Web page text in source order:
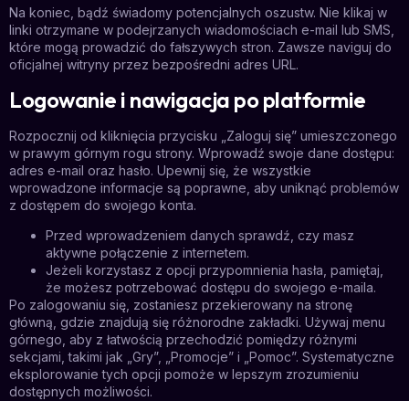
Na koniec, bądź świadomy potencjalnych oszustw. Nie klikaj w
linki otrzymane w podejrzanych wiadomościach e-mail lub SMS,
które mogą prowadzić do fałszywych stron. Zawsze naviguj do
oficjalnej witryny przez bezpośredni adres URL.
Logowanie i nawigacja po platformie
Rozpocznij od kliknięcia przycisku „Zaloguj się” umieszczonego
w prawym górnym rogu strony. Wprowadź swoje dane dostępu:
adres e-mail oraz hasło. Upewnij się, że wszystkie
wprowadzone informacje są poprawne, aby uniknąć problemów
z dostępem do swojego konta.
Przed wprowadzeniem danych sprawdź, czy masz
aktywne połączenie z internetem.
Jeżeli korzystasz z opcji przypomnienia hasła, pamiętaj,
że możesz potrzebować dostępu do swojego e-maila.
Po zalogowaniu się, zostaniesz przekierowany na stronę
główną, gdzie znajdują się różnorodne zakładki. Używaj menu
górnego, aby z łatwością przechodzić pomiędzy różnymi
sekcjami, takimi jak „Gry”, „Promocje” i „Pomoc”. Systematyczne
eksplorowanie tych opcji pomoże w lepszym zrozumieniu
dostępnych możliwości.